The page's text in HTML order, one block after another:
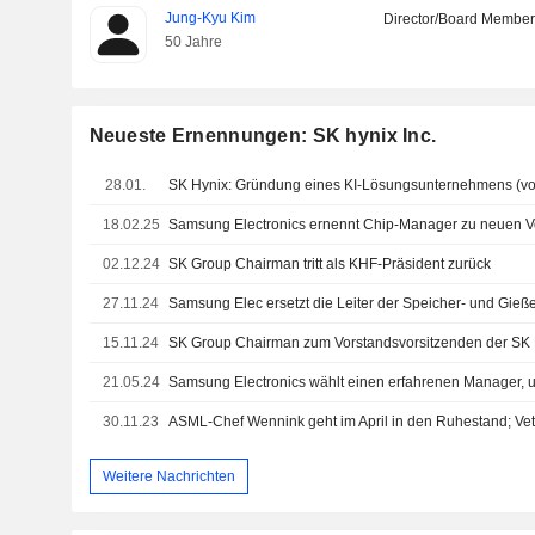
Jung-Kyu Kim
50 Jahre
Director/Board Member
Neueste Ernennungen: SK hynix Inc.
28.01.
18.02.25 Samsung Electronics ernennt Chip-Manager zu neuen
02.12.24 SK Group Chairman tritt als KHF-Präsident zurück
27.11.24
15.11.24
21.05.24
30.11.23
Weitere Nachrichten